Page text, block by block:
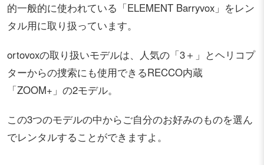
的一般的に使われている「ELEMENT Barryvox」をレン
タル用に取り扱っています。
ortovoxの取り扱いモデルは、人気の「3＋」とヘリコプ
ターからの捜索にも使用できるRECCO内蔵
「ZOOM+」の2モデル。
この3つのモデルの中からご自分のお好みのものを選ん
でレンタルすることができますよ。